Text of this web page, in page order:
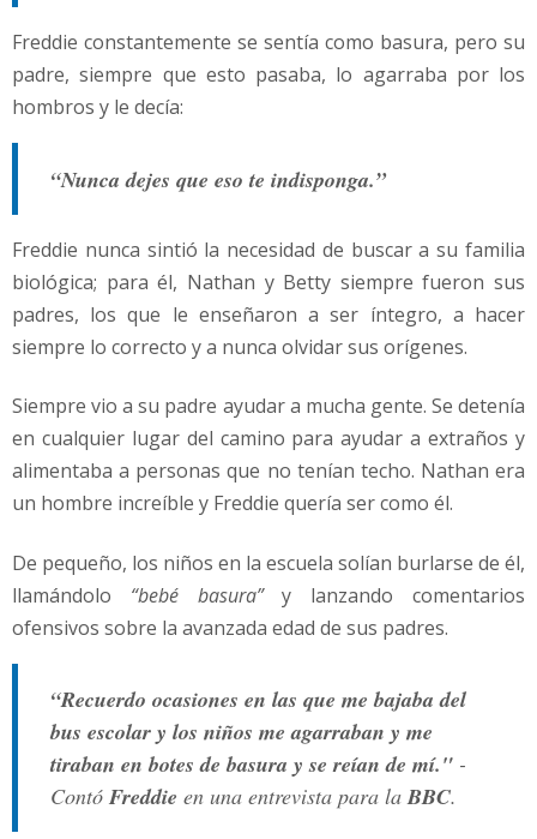
Freddie constantemente se sentía como basura, pero su
padre, siempre que esto pasaba, lo agarraba por los
hombros y le decía:
“Nunca dejes que eso te indisponga.”
Freddie nunca sintió la necesidad de buscar a su familia
biológica; para él, Nathan y Betty siempre fueron sus
padres, los que le enseñaron a ser íntegro, a hacer
siempre lo correcto y a nunca olvidar sus orígenes.
Siempre vio a su padre ayudar a mucha gente. Se detenía
en cualquier lugar del camino para ayudar a extraños y
alimentaba a personas que no tenían techo. Nathan era
un hombre increíble y Freddie quería ser como él.
De pequeño, los niños en la escuela solían burlarse de él,
llamándolo “bebé basura”y lanzando comentarios
ofensivos sobre la avanzada edad de sus padres.
“Recuerdo ocasiones en las que me bajaba del
bus escolar y los niños me agarraban y me
tiraban en botes de basura y se reían de mí." -
Contó Freddie en una entrevista para laBBC.